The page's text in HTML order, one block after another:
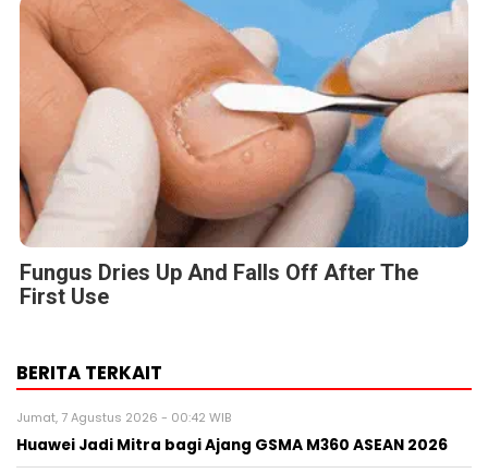
Fungus Dries Up And Falls Off After The
First Use
BERITA TERKAIT
Jumat, 7 Agustus 2026 - 00:42 WIB
Huawei Jadi Mitra bagi Ajang GSMA M360 ASEAN 2026